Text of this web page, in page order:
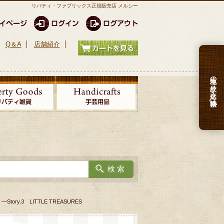
リバティ・ファブリックス正規販売店 メルシー
Q＆A 店舗紹介
生地の絞り込み検索
LITTLE TREASURES